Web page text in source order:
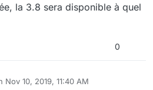
la 3.8 sera disponible à quel
0
Nov 10, 2019, 11:40 AM
by cpotterNov 10, 2019, 12:42 PM